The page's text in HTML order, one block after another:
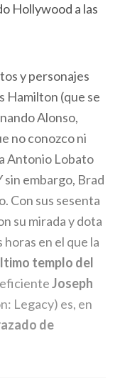
Hollywood a las
y personajes
Hamilton (que se
Alonso,
no conozco ni
Antonio Lobato
sin embargo, Brad
Con sus sesenta
su mirada y dota
en el que la
templo del
eficienteJoseph
Legacy) es, en
de